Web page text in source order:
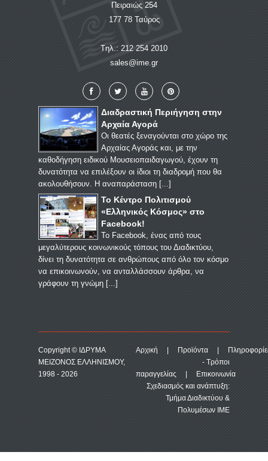
Πειραιώς 254
177 78 Ταύρος
Tηλ.: 212 254 2010
sales@ime.gr
Διαδραστική Περιήγηση στην
Αρχαία Αγορά
Οι θεατές ξεναγούνται στο χώρο της
Αρχαίας Αγοράς και, με την
καθοδήγηση ειδικού Μουσειοπαιδαγωγού, έχουν τη
δυνατότητα να επιλέξουν οι ίδιοι τη διαδρομή που θα
ακολουθήσουν. Η αναπαράσταση [...]
Το Κέντρο Πολιτισμού
«Ελληνικός Κόσμος» στο
Facebook!
Το Facebook, ένας από τους
μεγαλύτερους κοινωνικούς τόπους του Διαδικτύου,
δίνει τη δυνατότητα σε ανθρώπους από όλο τον κόσμο
να επικοινωνούν, να ανταλλάσσουν άρθρα, να
γράφουν τη γνώμη [...]
Copyright © ΙΔΡΥΜΑ
ΜΕΙΖΟΝΟΣ ΕΛΛΗΝΙΣΜΟΥ,
1998 - 2026
Αρχική Προϊόντα
- Τρόποι
παραγγελίας
Επικοινωνία
Σχεδιασμός και ανάπτυξη:
Τμήμα Διαδικτύου &
Πολυμέσων ΙΜΕ